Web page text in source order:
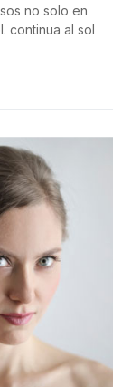
no solo en
continua al sol